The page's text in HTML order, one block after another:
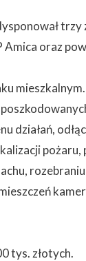
trzy
Amica oraz
działań,
pożaru,
tys. złotych.